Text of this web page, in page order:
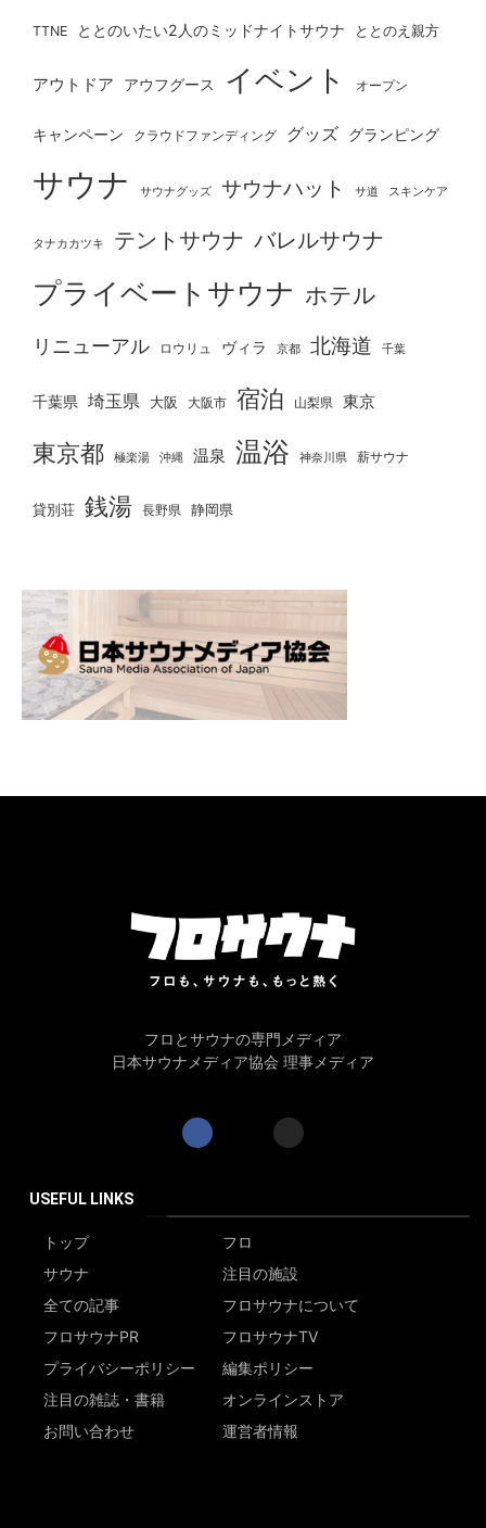
TTNE ととのいたい2人のミッドナイトサウナ ととのえ親方
アウトドア アウフグース イベント オープン
キャンペーン クラウドファンディング グッズ グランピング
サウナ サウナグッズ サウナハット サ道 スキンケア
タナカカツキ テントサウナ バレルサウナ
プライベートサウナ ホテル
リニューアル ロウリュ ヴィラ 京都 北海道 千葉
千葉県 埼玉県 大阪 大阪市 宿泊 山梨県 東京
東京都 極楽湯 沖縄 温泉 温浴 神奈川県 薪サウナ
貸別荘 銭湯 長野県 静岡県
フロとサウナの専門メディア
日本サウナメディア協会 理事メディア
USEFUL LINKS
トップ
フロ
サウナ
注目の施設
全ての記事
フロサウナについて
フロサウナPR
フロサウナTV
プライバシーポリシー
編集ポリシー
注目の雑誌・書籍
オンラインストア
お問い合わせ
運営者情報